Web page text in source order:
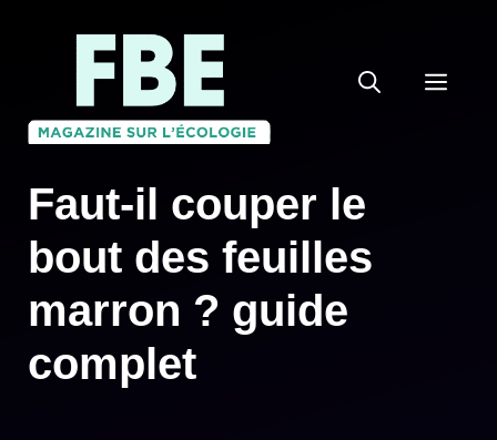
Faut-il couper le
bout des feuilles
marron ? guide
complet